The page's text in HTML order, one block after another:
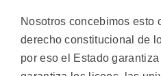
Nosotros concebimos esto
derecho constitucional de
por eso el Estado